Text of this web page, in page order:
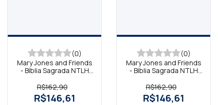
(0)
Mary Jones and Friends
- Bíblia Sagrada NTLH
R$162,90
R$146,61
(0)
Mary Jones and Friends
- Bíblia Sagrada NTLH
R$162,90
R$146,61